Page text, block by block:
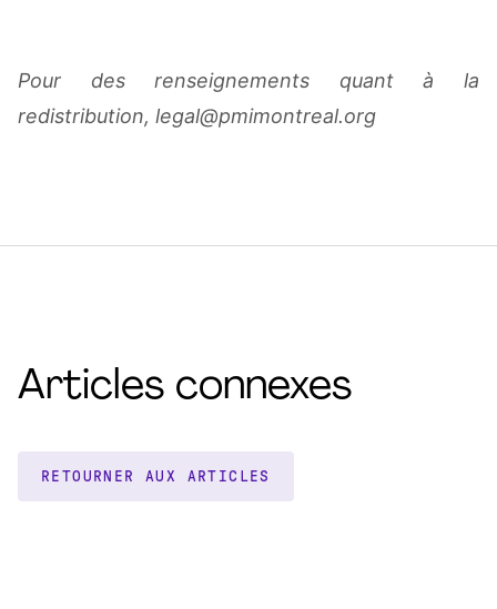
Pour des renseignements quant à la
redistribution, legal@pmimontreal.org
Articles connexes
RETOURNER AUX ARTICLES